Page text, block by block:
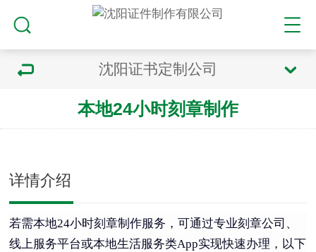
沈阳证书定制公司
本地24小时刻章制作
详情介绍
若需本地24小时刻章制作服务，可通过专业刻章公司、
线上服务平台或本地生活服务类App实现快速办理，以下